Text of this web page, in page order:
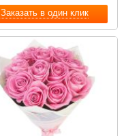
Заказать в один клик